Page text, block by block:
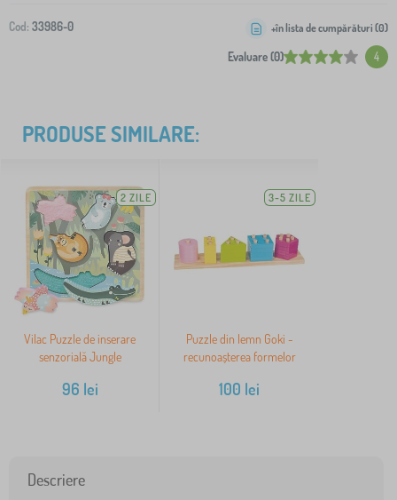
Cod: 33986-0
Evaluare (0) 4
+în lista de cumpărături (0)
PRODUSE SIMILARE:
2 ZILE
Vilac Puzzle de inserare
senzorială Jungle
96 lei
3-5 ZILE
Puzzle din lemn Goki -
recunoașterea formelor
100 lei
Descriere